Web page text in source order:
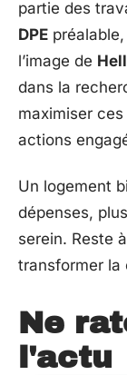
partie des
DPE
l’image de
dans la
maximiser
actions
Un logement
dépenses,
serein. Reste
transformer la
Ne
l'actu